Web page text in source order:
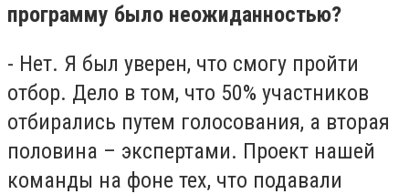
программу было неожиданностью?
- Нет. Я был уверен, что смогу пройти
отбор. Дело в том, что 50% участников
отбирались путем голосования, а вторая
половина – экспертами. Проект нашей
команды на фоне тех, что подавали